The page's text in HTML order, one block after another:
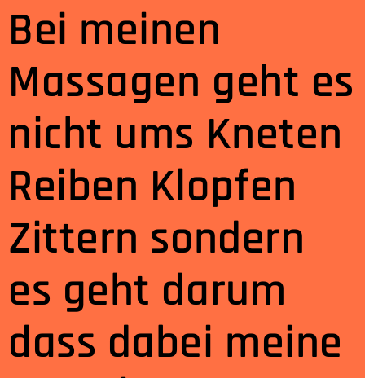
Bei meinen
Massagen geht es
nicht ums Kneten
Reiben Klopfen
Zittern sondern
es geht darum
dass dabei meine